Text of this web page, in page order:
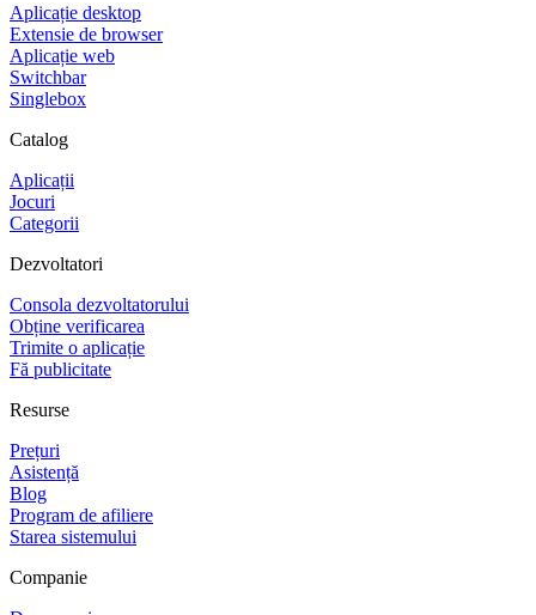
Aplicație desktop
Extensie de browser
Aplicație web
Switchbar
Singlebox
Catalog
Aplicații
Jocuri
Categorii
Dezvoltatori
Consola dezvoltatorului
Obține verificarea
Trimite o aplicație
Fă publicitate
Resurse
Prețuri
Asistență
Blog
Program de afiliere
Starea sistemului
Companie